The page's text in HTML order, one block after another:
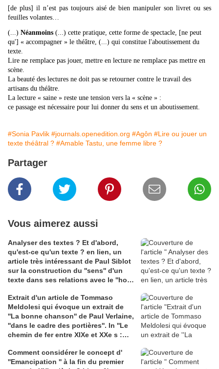
[de plus] il n’est pas toujours aisé de bien manipuler son livret ou ses
feuilles volantes…
(...) Néanmoins (...) cette pratique, cette forme de spectacle, [ne peut
qu'] « accompagner » le théâtre, (...) qui constitue l'aboutissement du
texte.
Lire ne remplace pas jouer, mettre en lecture ne remplace pas mettre en
scène.
La beauté des lectures ne doit pas se retourner contre le travail des
artisans du théâtre.
La lecture « saine » reste une tension vers la « scène » :
ce passage est nécessaire pour lui donner du sens et un aboutissement.
#Sonia Pavlik #journals.openedition.org #Agôn #Lire ou jouer un
texte théâtral ? #Amable Tastu, une femme libre ?
Partager
Vous aimerez aussi
Analyser des textes ? Et d'abord,
qu'est-ce qu'un texte ? en lien, un
article très intéressant de Paul Siblot
sur la construction du ''sens'' d'un
texte dans ses relations avec le ''hors
journals.openedition.org /praxemique
Extrait d'un article de Tommaso
Meldolesi qui évoque un extrait de
''La bonne chanson'' de Paul Verlaine,
''dans le cadre des portières''. In ''Le
chemin de fer entre XIXe et XXe s :
pendant le voyage en train (...)'',
Conserveries mémorielles. lien
Comment considérer le concept d'
''Emancipation '' à la fin du premier